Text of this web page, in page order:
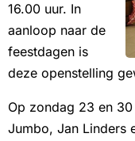
16.00 uur. In
aanloop naar de
feestdagen is
deze openstelling
Op zondag 23 en
Jumbo, Jan Linders